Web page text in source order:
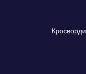
Кросворди